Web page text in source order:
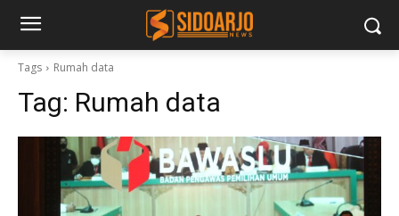
Tags Rumah data
Tag: Rumah data